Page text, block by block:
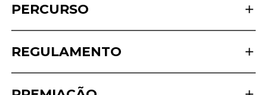
PERCURSO
REGULAMENTO